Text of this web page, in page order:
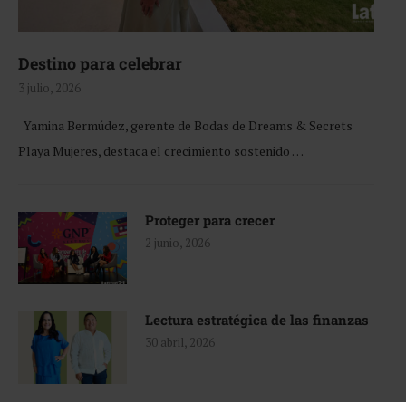
Destino para celebrar
3 julio, 2026
Yamina Bermúdez, gerente de Bodas de Dreams & Secrets
Playa Mujeres, destaca el crecimiento sostenido …
Proteger para crecer
2 junio, 2026
Lectura estratégica de las finanzas
30 abril, 2026